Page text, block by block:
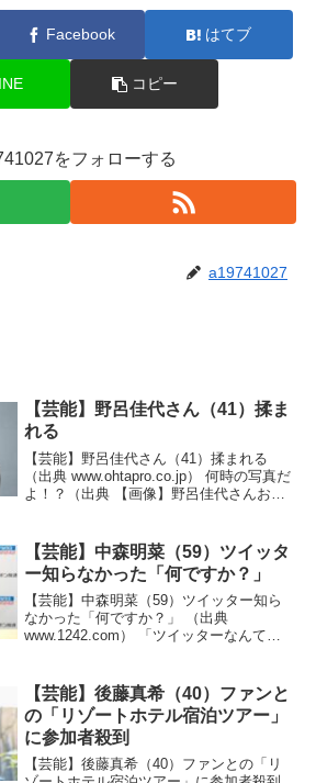
Facebook はてブ
コピー
をフォローする
a19741027
【芸能】野呂佳代さん（41）揉ま
れる
【芸能】野呂佳代さん（41）揉まれる
（出典 www.ohtapro.co.jp） 何時の写真だ
よ！？（出典 【画像】野呂佳代さんおっ
wwwww）1 以下、5ちゃんねるからV...
【芸能】中森明菜（59）ツイッタ
ー知らなかった「何ですか？」
【芸能】中森明菜（59）ツイッター知ら
なかった「何ですか？」 （出典
www.1242.com） 「ツイッターなんて言
らなかった「何ですか？」 “浦島太郎”状
態にネット...
【芸能】後藤真希（40）ファンと
の「リゾートホテル宿泊ツアー」
に参加者殺到
【芸能】後藤真希（40）ファンとの「リ